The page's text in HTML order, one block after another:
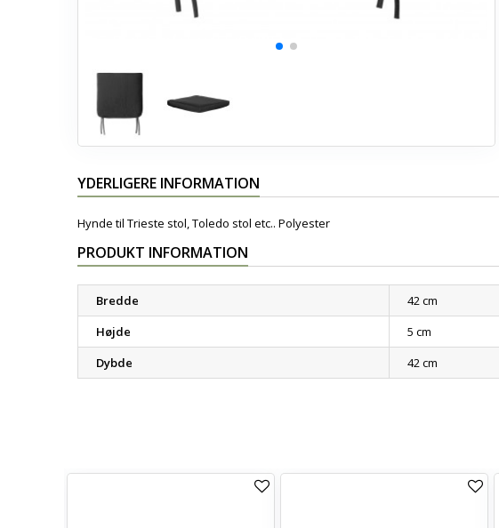
YDERLIGERE INFORMATION
Hynde til Trieste stol, Toledo stol etc.. Polyester
PRODUKT INFORMATION
Bredde
42 cm
Højde
5 cm
Dybde
42 cm